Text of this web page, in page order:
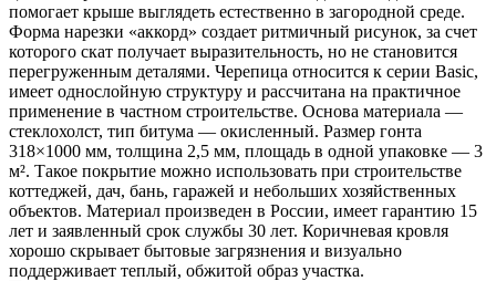
помогает крыше выглядеть естественно в загородной среде.
Форма нарезки «аккорд» создает ритмичный рисунок, за счет
которого скат получает выразительность, но не становится
перегруженным деталями. Черепица относится к серии Basic,
имеет однослойную структуру и рассчитана на практичное
применение в частном строительстве. Основа материала —
стеклохолст, тип битума — окисленный. Размер гонта
318×1000 мм, толщина 2,5 мм, площадь в одной упаковке — 3
м². Такое покрытие можно использовать при строительстве
коттеджей, дач, бань, гаражей и небольших хозяйственных
объектов. Материал произведен в России, имеет гарантию 15
лет и заявленный срок службы 30 лет. Коричневая кровля
хорошо скрывает бытовые загрязнения и визуально
поддерживает теплый, обжитой образ участка.